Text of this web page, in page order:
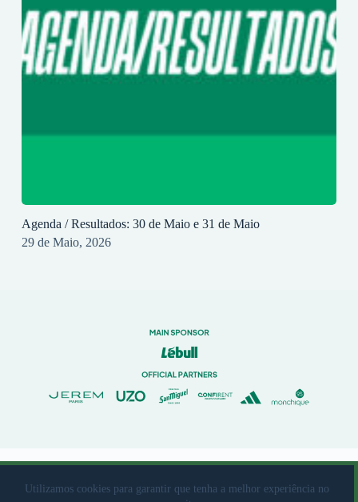
Utilizamos cookies para garantir que tenha a melhor experiência no
Agenda / Resultados: 30 de Maio e 31 de Maio
29 de Maio, 2026
© 2023 Rio Ave Futebol Clube Desenvolvido porbrandit